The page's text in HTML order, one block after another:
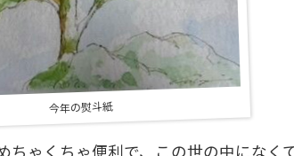
今年の熨斗紙
ちゃくちゃ便利で、この世の中になく